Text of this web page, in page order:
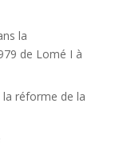
la
de Lomé I à
la réforme de la